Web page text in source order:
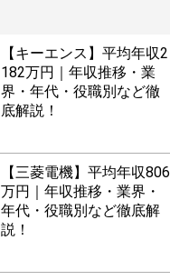
【キーエンス】平均年収2
182万円｜年収推移・業
界・年代・役職別など徹
底解説！
【三菱電機】平均年収806
万円｜年収推移・業界・
年代・役職別など徹底解
説！